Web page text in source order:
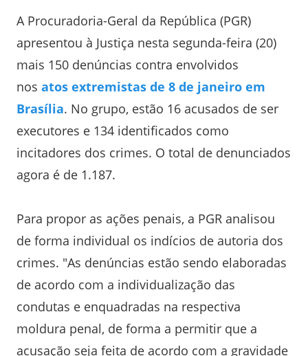
A Procuradoria-Geral da República (PGR)
apresentou à Justiça nesta segunda-feira (20)
mais 150 denúncias contra envolvidos
nos atos extremistas de 8 de janeiro em
Brasília. No grupo, estão 16 acusados de ser
executores e 134 identificados como
incitadores dos crimes. O total de denunciados
agora é de 1.187.
Para propor as ações penais, a PGR analisou
de forma individual os indícios de autoria dos
crimes. "As denúncias estão sendo elaboradas
de acordo com a individualização das
condutas e enquadradas na respectiva
moldura penal, de forma a permitir que a
acusação seja feita de acordo com a gravidade